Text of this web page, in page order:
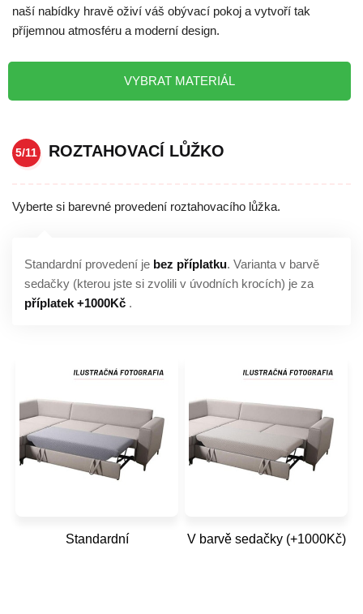
naší nabídky hravě oživí váš obývací pokoj a vytvoří tak
příjemnou atmosféru a moderní design.
VYBRAT MATERIÁL
5/11 ROZTAHOVACÍ LŮŽKO
Vyberte si barevné provedení roztahovacího lůžka.
Standardní provedení je bez příplatku. Varianta v barvě
sedačky (kterou jste si zvolili v úvodních krocích) je za
příplatek +1000Kč .
Standardní V barvě sedačky (+1000Kč)